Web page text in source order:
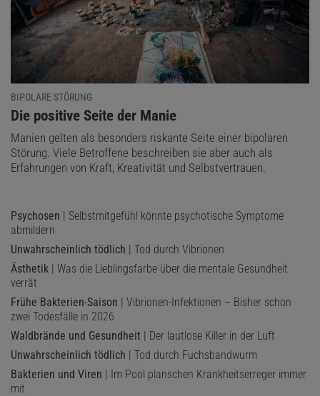
BIPOLARE STÖRUNG
:
Die positive Seite der Manie
Manien gelten als besonders riskante Seite einer bipolaren
Störung. Viele Betroffene beschreiben sie aber auch als
Erfahrungen von Kraft, Kreativität und Selbstvertrauen.
Psychosen | Selbstmitgefühl könnte psychotische Symptome
abmildern
Unwahrscheinlich tödlich | Tod durch Vibrionen
Ästhetik | Was die Lieblingsfarbe über die mentale Gesundheit
verrät
Frühe Bakterien-Saison | Vibrionen-Infektionen – Bisher schon
zwei Todesfälle in 2026
Waldbrände und Gesundheit | Der lautlose Killer in der Luft
Unwahrscheinlich tödlich | Tod durch Fuchsbandwurm
Bakterien und Viren | Im Pool planschen Krankheitserreger immer
mit